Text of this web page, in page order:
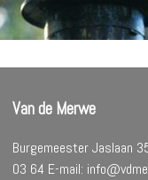
Van de Merwe
Burgemeester Jaslaan
03 64 E-mail: